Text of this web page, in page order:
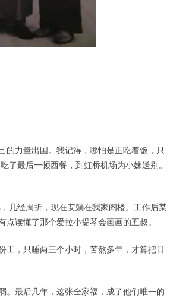
力量出国。我记得，哪怕是正吃着饭，只
最后一顿西餐，到虹桥机场为小妹送别。
几经周折，现在安躺在我家阁楼。工作后某
读懂了那个爱拉小提琴会画画的五叔。
工，只睡两三个小时，苦熬多年，才算把日
。最后几年，这张全家福，成了他们唯一的